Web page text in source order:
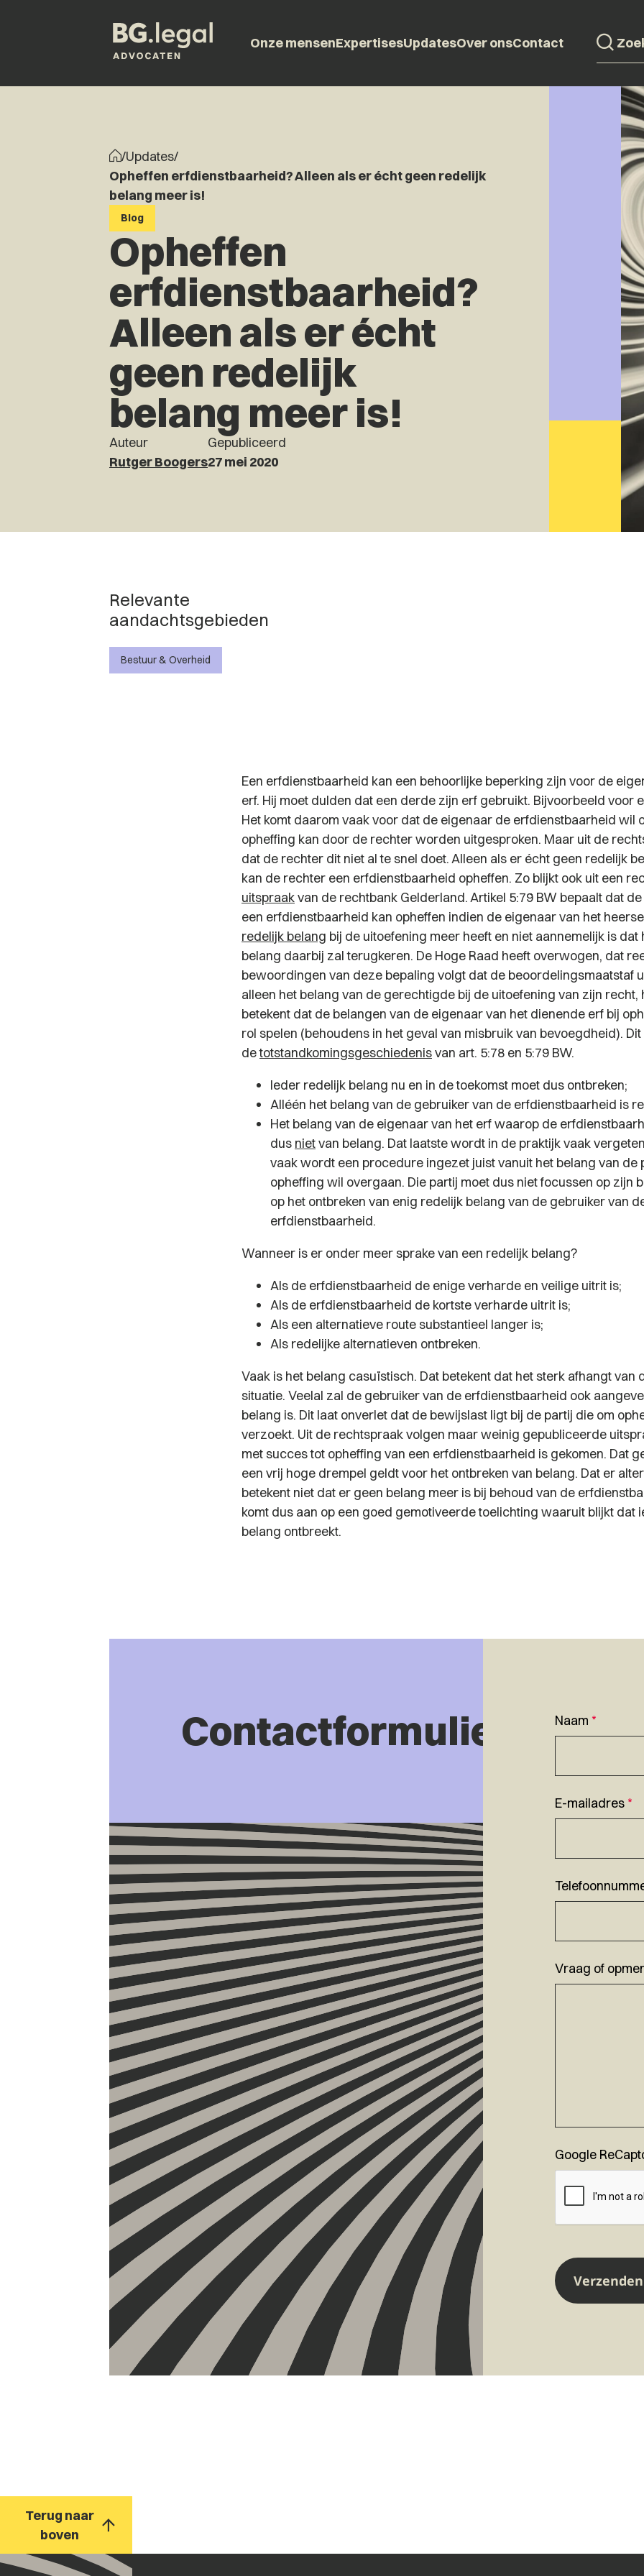
Onze mensenExpertisesUpdatesOver onsContact
/Updates/
Opheffen erfdienstbaarheid? Alleen als er écht geen redelijk
belang meer is!
Blog
Opheffen
erfdienstbaarheid?
Alleen als er écht
geen redelijk
belang meer is!
Auteur
Rutger Boogers
Gepubliceerd
27 mei 2020
Relevante
aandachtsgebieden
Bestuur & Overheid
Een erfdienstbaarheid kan een behoorlijke beperking zijn voor de
erf. Hij moet dulden dat een derde zijn erf gebruikt. Bijvoorbeeld voor
Het komt daarom vaak voor dat de eigenaar de erfdienstbaarheid wil
opheffing kan door de rechter worden uitgesproken. Maar uit de
dat de rechter dit niet al te snel doet. Alleen als er écht geen redelijk
kan de rechter een erfdienstbaarheid opheffen. Zo blijkt ook uit een
uitspraakvan de rechtbank Gelderland. Artikel 5:79 BW bepaalt dat
een erfdienstbaarheid kan opheffen indien de eigenaar van het
redelijk belang bij de uitoefening meer heeft en niet aannemelijk is dat
belang daarbij zal terugkeren. De Hoge Raad heeft overwogen, dat
bewoordingen van deze bepaling volgt dat de beoordelingsmaatstaf
alleen het belang van de gerechtigde bij de uitoefening van zijn recht,
betekent dat de belangen van de eigenaar van het dienende erf bij
rol spelen (behoudens in het geval van misbruik van bevoegdheid).
detotstandkomingsgeschiedenisvan art. 5:78 en 5:79 BW.
Ieder redelijk belang nu en in de toekomst moet dus ontbreken;
Alléén het belang van de gebruiker van de erfdienstbaarheid is
Het belang van de eigenaar van het erf waarop de
dus nietvan belang. Dat laatste wordt in de praktijk vaak
vaak wordt een procedure ingezet juistvanuit het belang van de
opheffing wil overgaan. Die partij moet dus niet focussen op zijn
op het ontbreken van enig redelijk belang van de gebruiker van
erfdienstbaarheid.
Wanneer is er onder meer sprake van een redelijk belang?
Als de erfdienstbaarheid de enige verharde en veilige uitrit is;
Als de erfdienstbaarheid de kortste verharde uitrit is;
Als een alternatieve route substantieel langer is;
Als redelijke alternatieven ontbreken.
Vaak is het belang casuïstisch. Dat betekent dat het sterk afhangt van
situatie. Veelal zal de gebruiker van de erfdienstbaarheid ook
belang is. Dit laat onverlet dat de bewijslast ligt bij de partij die om
verzoekt. Uit de rechtspraak volgen maar weinig gepubliceerde
met succes tot opheffing van een erfdienstbaarheid is gekomen. Dat
een vrij hoge drempel geldt voor het ontbreken van belang. Dat er
betekent niet dat er geen belang meer is bij behoud van de
komt dus aan op een goed gemotiveerde toelichting waaruit blijkt dat
belang ontbreekt.
Contactformulier Naam *
E-mailadres *
Vraag of
Google
Terug naar
boven